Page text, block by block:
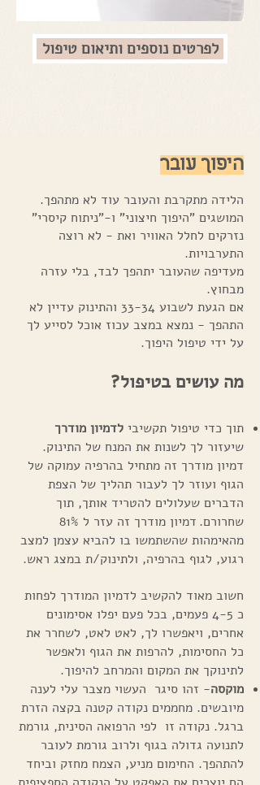
לפרטים נוספים ותיאום טיפול
היפוך עובר
הלידה מתקרבת והעובר עוד לא מתהפך.
המושגים "היפוך חיצוני" ו-"ניתוח קיסרי"
נזרקים לחלל האוויר ואת - לא רוצה
התערבויות.
מעדיפה שהעובר יתהפך לבד, בלי עזרה
מבחוץ.
אם הגעת לשבוע 33-34 והתינוק עדיין לא
התהפך - נמצא במצב עכוז אוכל לסייע לך
על ידי טיפול היפוך.
מה עושים בטיפול?
תוך כדי טיפול תקשיבי לדמיון מודרך
שיעזור לך לשנות את המנח של התינוק.
דמיון מודרך זה מתחיל בהרפיה עמוקה של
הגוף ועוזר לך לעבור תהליך של הצפת
הדברים שעלולים להטריד אותך, תוך
שחרורם.
דמיון מודרך זה עזר ל 81%
מהאימהות שהשתמשו בו להביא עצמן למצב
רגוע, לגוף בהרפיה, ולתינוק/ת במצג ראש.
חשוב מאוד להקשיב לדמיון המודרך לפחות
כ 4-5 פעמים, בכל פעם יפלו אסימונים
אחרים, ויאפשרו לך, לאט לאט, לשחרר את
כל החסימות, להרפות את הגוף ולאפשר
לתינוקך את המקום והמרחב להיפוך.
מוקסה- זהו סיגר העשוי מצבר עלי לענה
מיובשים. מחממים נקודה קטנה בקצה הזרת
ברגל. נקודה זו לפי הרפואה הסינית, גורמת
לתנועה גדולה בגוף ולרוב גורמת לעובר
להתהפך. החימום מניע, הצמח מחזק וביחד